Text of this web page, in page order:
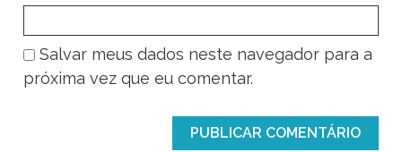
Salvar meus dados neste navegador para a
próxima vez que eu comentar.